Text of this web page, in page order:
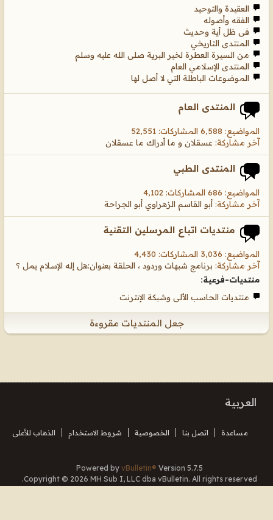
العقيدة والتوحيد
الفقه وأصوله
فى ظل أية وحديث
المنتدى التاريخي
من السيرة العطرة لخير البرية صلى الله عليه وسلم
المنتدى الإسلامي العام
الموضوعات الباطلة التي لا أصل لها
المنتدى العام
المواضيع: 6,588 المشاركات: 52,551
آخر مشاركة: عسقلان و ما أدراك ما عسقلان
المنتدى الطبي
المواضيع: 686 المشاركات: 4,102
آخر مشاركة: أبو القاسم الزهراوي أبو الجراحة
منتديات اتباع المرسلين التقنية
المواضيع: 3,036 المشاركات: 4,430
آخر مشاركة: برنامج شبهات وردود ، الحلقة بعنوان:هل إله الإسلام يمل ؟
منتديات-فرعية:
منتديات الحاسب الألى وشبكة الإنترنت
جعل المنتديات مقروءة
العربية
مساعدة اتصل بنا الخصوصية شروط الاستخدام الذهاب للأعلى
Powered by vBulletin® Version 5.7.5
Copyright © 2026 MH Sub I, LLC dba vBulletin. All rights reserved.